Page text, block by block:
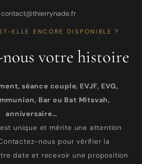
contact@thierrynade.fr
ELLE ENCORE DISPONIBLE ?
votre histoire
séance couple, EVJF, EVG,
Bar ou Bat Mitsvah,
anniversaire…
unique et mérite une attention
nous pour vérifier la
date et recevoir une proposition